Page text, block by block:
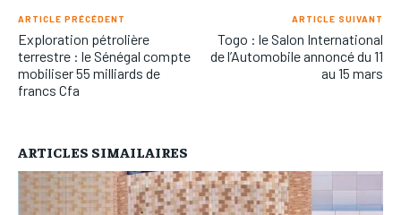
ARTICLE PRÉCÉDENT
Exploration pétrolière
terrestre : le Sénégal compte
mobiliser 55 milliards de
francs Cfa
ARTICLE SUIVANT
Togo : le Salon International
de l’Automobile annoncé du 11
au 15 mars
ARTICLES SIMAILAIRES